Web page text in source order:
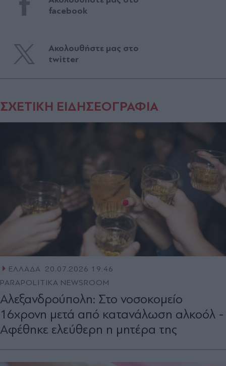
facebook
Ακολουθήστε μας στο
twitter
ΣΧΕΤΙΚΗ ΕΙΔΗΣΕΟΓΡΑΦΙΑ
ΕΛΛΑΔΑ
20.07.2026 19:46
PARAPOLITIKA NEWSROOM
Αλεξανδρούπολη: Στο νοσοκομείο
16χρονη μετά από κατανάλωση αλκοόλ -
Αφέθηκε ελεύθερη η μητέρα της